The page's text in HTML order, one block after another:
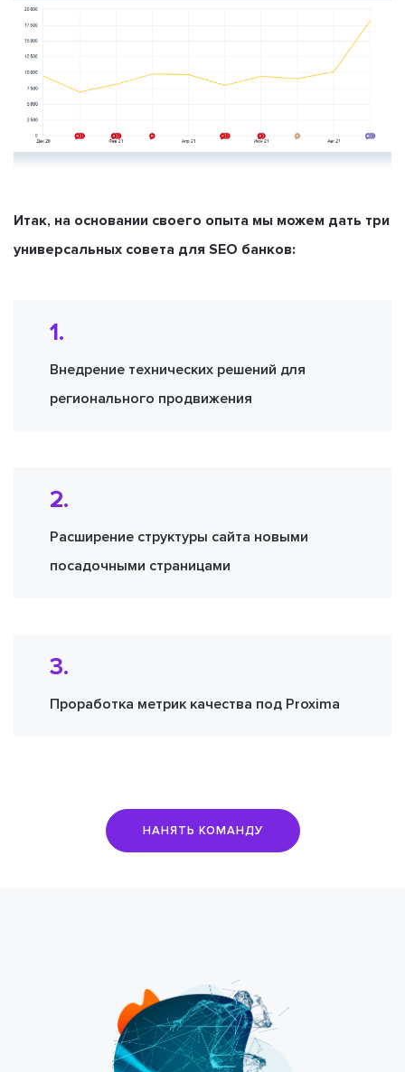
Итак, на основании своего опыта мы можем дать три
универсальных совета для SEO банков:
1.
Внедрение технических решений для
регионального продвижения
2.
Расширение структуры сайта новыми
посадочными страницами
3.
Проработка метрик качества под Proxima
НАНЯТЬ КОМАНДУ